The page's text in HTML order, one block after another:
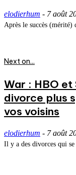
elodierhum - 7 août
Après le succès
Next on...
War : HBO
divorce plus
vos voisins
elodierhum - 7 août
Il y a des divorces qui